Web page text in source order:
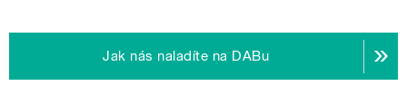
Jak nás naladíte na DABu